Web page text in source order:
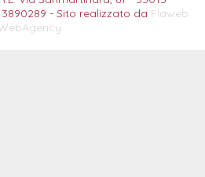
- Sito realizzato da Flaweb